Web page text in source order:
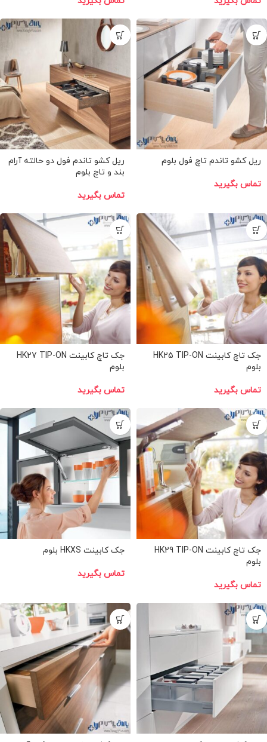
ریل کشو تاندم تاچ فول بلوم
تماس بگیرید
ریل کشو تاندم فول دو حالته آرام
بند و تاچ بلوم
تماس بگیرید
جک تاچ کابینت HK25 TIP-ON
بلوم
تماس بگیرید
جک تاچ کابینت HK27 TIP-ON
بلوم
تماس بگیرید
جک تاچ کابینت HK29 TIP-ON
بلوم
تماس بگیرید
جک کابینت HKXS بلوم
تماس بگیرید